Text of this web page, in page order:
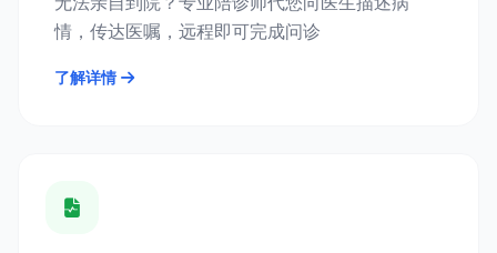
情，传达医嘱，远程即可完成问诊
了解详情